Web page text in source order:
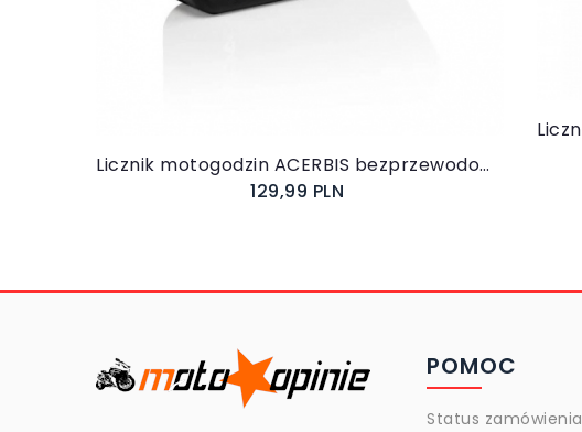
Licznik motogodzin ACERBIS bezprzewodowy wibracyjny
129,99 PLN
POMOC
Status zamówienia